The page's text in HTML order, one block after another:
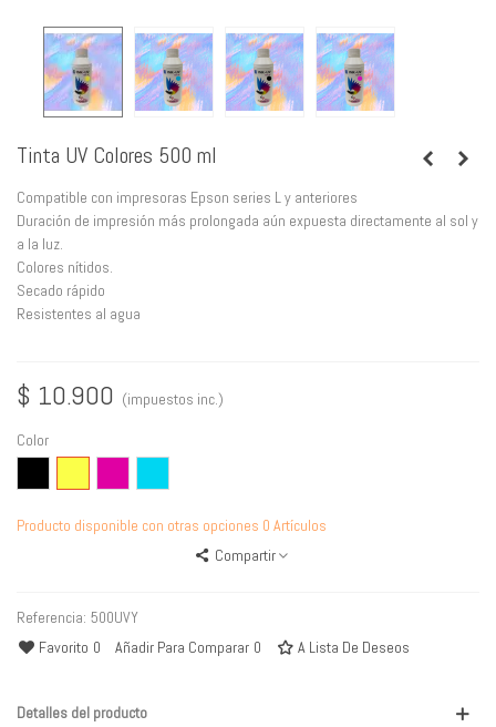
Tinta UV Colores 500 ml
Compatible con impresoras Epson series L y anteriores
Duración de impresión más prolongada aún expuesta directamente al sol y
a la luz.
Colores nítidos.
Secado rápido
Resistentes al agua
$ 10.900 (impuestos inc.)
Color
Producto disponible con otras opciones 0 Artículos
Compartir
Referencia: 500UVY
Favorito 0 Añadir Para Comparar 0 A Lista De Deseos
Detalles del producto